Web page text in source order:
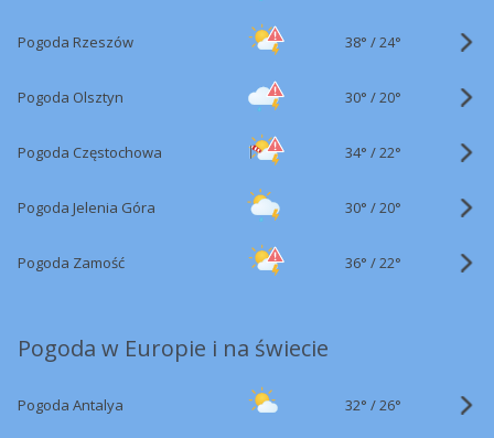
Pogoda Rzeszów 38° /24°
Pogoda Olsztyn 30° /20°
Pogoda Częstochowa 34° /22°
Pogoda Jelenia Góra 30° /20°
Pogoda Zamość 36° /22°
Pogoda w Europie i na świecie
Pogoda Antalya 32° /26°